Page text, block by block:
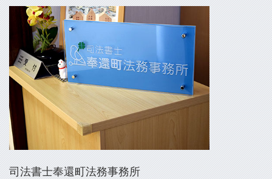
司法書士奉還町法務事務所